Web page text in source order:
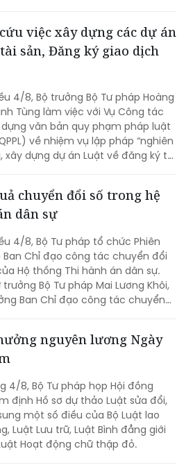
việc xây dựng các dự án
sản, Đăng ký giao dịch
4/8, Bộ trưởng Bộ Tư pháp Hoàng
Tùng làm việc với Vụ Công tác
văn bản quy phạm pháp luật
về nhiệm vụ lập pháp “nghiên
xây dựng dự án Luật về đăng ký tài
Đặng Hoàng Oanh.
chuyển đổi số trong hệ
dân sự
4/8, Bộ Tư pháp tổ chức Phiên
Ban Chỉ đạo công tác chuyển đổi
Hộ thống Thi hành án dân sự.
trưởng Bộ Tư pháp Mai Lương Khôi,
Ban Chỉ đạo công tác chuyển
nguyên lương Ngày
4/8, Bộ Tư pháp họp Hội đồng
định Hồ sơ dự thảo Luật sửa đổi,
một số điều của Bộ Luật lao
Luật Lưu trữ, Luật Bình đẳng giới
Hoạt động chữ thập đỏ.